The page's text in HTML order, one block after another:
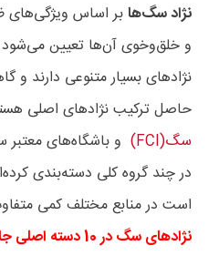
نژاد سگ‌هابر اساس ویژگی‌های
و خلق‌وخوی آن‌ها تعیین
نژادهای بسیار متنوعی دارند و
حاصل ترکیب نژادهای اصلی
سگ(FCI) و باشگاه‌های
در چند گروه کلی دسته‌بندی
است در منابع مختلف کمی
نژادهای سگ در 10 دسته اصلی جای می‌گیرند